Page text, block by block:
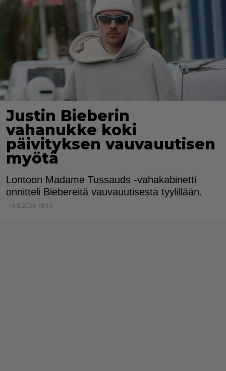
Justin Bieberin
vahanukke koki
päivityksen vauvauutisen
myötä
Lontoon Madame Tussauds -vahakabinetti
onnitteli Biebereitä vauvauutisesta tyylillään.
14.5.2024 19:15